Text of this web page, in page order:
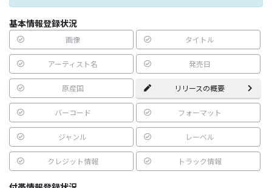
基本情報登録状況
画像 タイトル
アーティスト名 発売日
原産国 リリースの概要
バーコード フォーマット
ジャンル レーベル
クレジット情報 トラック情報